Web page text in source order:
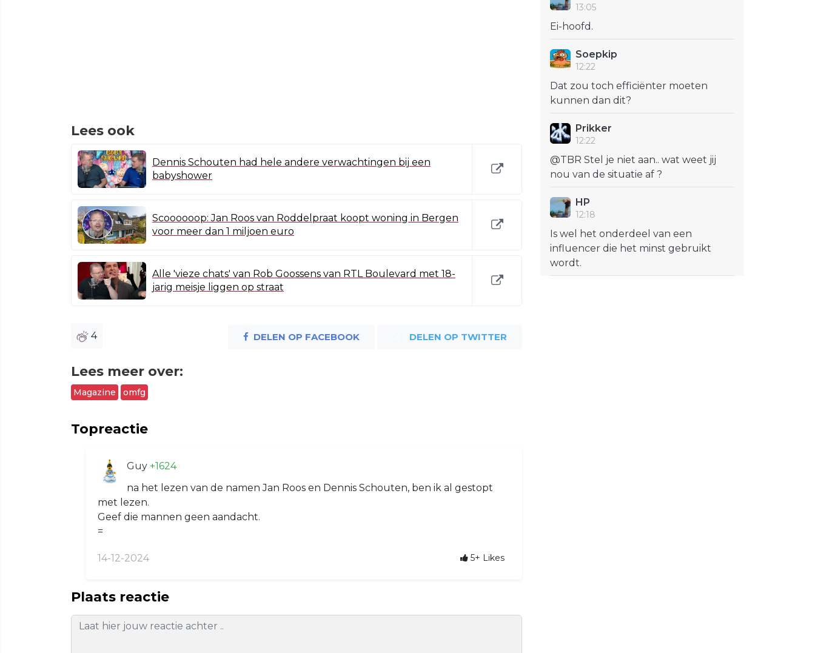
Lees ook
Dennis Schouten had hele andere verwachtingen bij een
babyshower
Scoooooop: Jan Roos van Roddelpraat koopt woning in Bergen
voor meer dan 1 miljoen euro
Alle 'vieze chats' van Rob Goossens van RTL Boulevard met 18-
jarig meisje liggen op straat
4 DELEN OP FACEBOOK DELEN OP TWITTER
Lees meer over:
Magazine omfg
Topreactie
Guy +1624
na het lezen van de namen Jan Roos en Dennis Schouten, ben ik al gestopt
met lezen.
Geef die mannen geen aandacht.
=
14-12-2024 5+ Likes
Plaats reactie
13:05
Ei-hoofd.
Soepkip
12:22
Dat zou toch efficiënter moeten
kunnen dan dit?
Prikker
12:22
@TBR Stel je niet aan.. wat weet jij
nou van de situatie af ?
HP
12:18
Is wel het onderdeel van een
influencer die het minst gebruikt
wordt.